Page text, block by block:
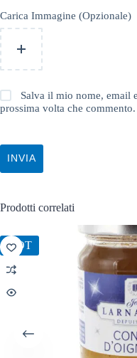
Carica Immagine (Opzionale)
Salva il mio nome, email
prossima volta che commento.
INVIA
Prodotti correlati
HOT